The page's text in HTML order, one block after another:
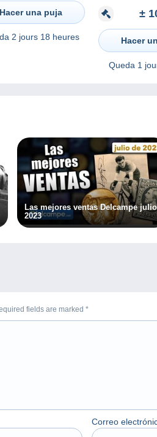
Hacer una puja
2 jours 18 heures
±
Hacer
Queda 1
Las mejores ventas Delcampe julio
2023
fields are marked *
Correo